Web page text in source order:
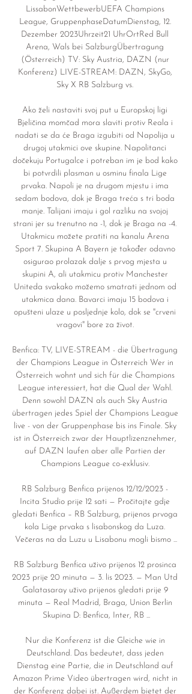
LissabonWettbewerbUEFA Champions
League, GruppenphaseDatumDienstag, 12.
Dezember 2023Uhrzeit21 UhrOrtRed Bull
Arena, Wals bei SalzburgÜbertragung
(Österreich) TV: Sky Austria, DAZN (nur
Konferenz) LIVE-STREAM: DAZN, SkyGo,
Sky X RB Salzburg vs.
Ako želi nastaviti svoj put u Europskoj ligi
Bjeličina momčad mora slaviti protiv Reala i
nadati se da će Braga izgubiti od Napolija u
drugoj utakmici ove skupine. Napolitanci
dočekuju Portugalce i potreban im je bod kako
bi potvrdili plasman u osminu finala Lige
prvaka. Napoli je na drugom mjestu i ima
sedam bodova, dok je Braga treća s tri boda
manje. Talijani imaju i gol razliku na svojoj
strani jer su trenutno na -1, dok je Braga na -4.
Utakmicu možete pratiti na kanalu Arena
Sport 7. Skupina A Bayern je također odavno
osigurao prolazak dalje s prvog mjesta u
skupini A, ali utakmicu protiv Manchester
Uniteda svakako možemo smatrati jednom od
utakmica dana. Bavarci imaju 15 bodova i
opušteni ulaze u posljednje kolo, dok se "crveni
vragovi" bore za život.
Benfica: TV, LIVE-STREAM - die Übertragung
der Champions League in Österreich Wer in
Österreich wohnt und sich für die Champions
League interessiert, hat die Qual der Wahl.
Denn sowohl DAZN als auch Sky Austria
übertragen jedes Spiel der Champions League
live - von der Gruppenphase bis ins Finale. Sky
ist in Österreich zwar der Hauptlizenznehmer,
auf DAZN laufen aber alle Partien der
Champions League co-exklusiv.
RB Salzburg Benfica prijenos 12/12/2023 -
Incita Studio prije 12 sati — Pročitajte gdje
gledati Benfica – RB Salzburg, prijenos prvoga
kola Lige prvaka s lisabonskog da Luza.
Večeras na da Luzu u Lisabonu mogli bismo ...
RB Salzburg Benfica uživo prijenos 12 prosinca
2023 prije 20 minuta — 3. lis 2023. — Man Utd
Galatasaray uživo prijenos gledati prije 9
minuta — Real Madrid, Braga, Union Berlin
Skupina D: Benfica, Inter, RB ...
Nur die Konferenz ist die Gleiche wie in
Deutschland. Das bedeutet, dass jeden
Dienstag eine Partie, die in Deutschland auf
Amazon Prime Video übertragen wird, nicht in
der Konferenz dabei ist. Außerdem bietet der